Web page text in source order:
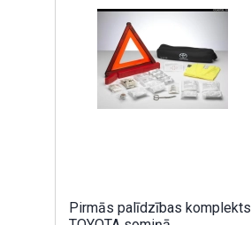
Pirmās palīdzības komplekts